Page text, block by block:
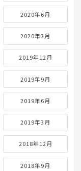
2020年6月
2020年3月
2019年12月
2019年9月
2019年6月
2019年3月
2018年12月
2018年9月